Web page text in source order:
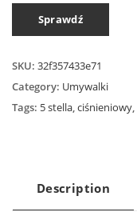
Sprawdź
SKU: 32f357433e71
Category: Umywalki
Tags: 5 stella,ciśnieniowy,
Description